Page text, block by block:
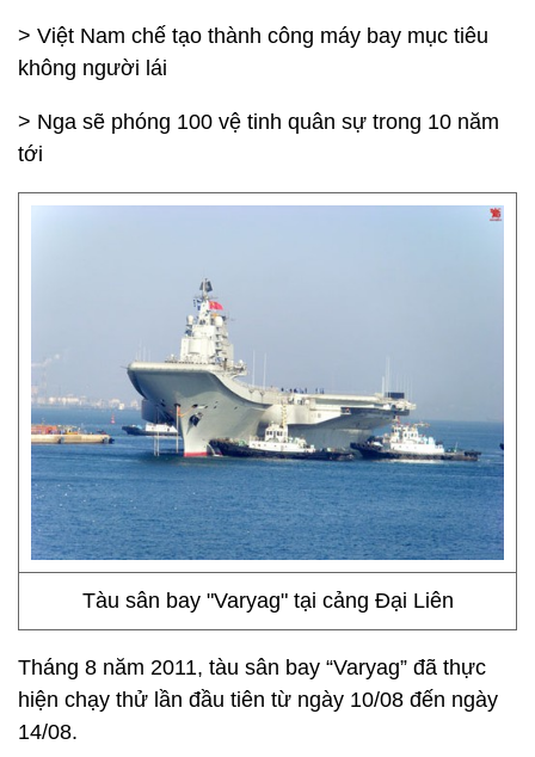
> Việt Nam chế tạo thành công máy bay mục tiêu
không người lái
> Nga sẽ phóng 100 vệ tinh quân sự trong 10 năm
tới
Tàu sân bay "Varyag" tại cảng Đại Liên
Tháng 8 năm 2011, tàu sân bay “Varyag” đã thực
hiện chạy thử lần đầu tiên từ ngày 10/08 đến ngày
14/08.